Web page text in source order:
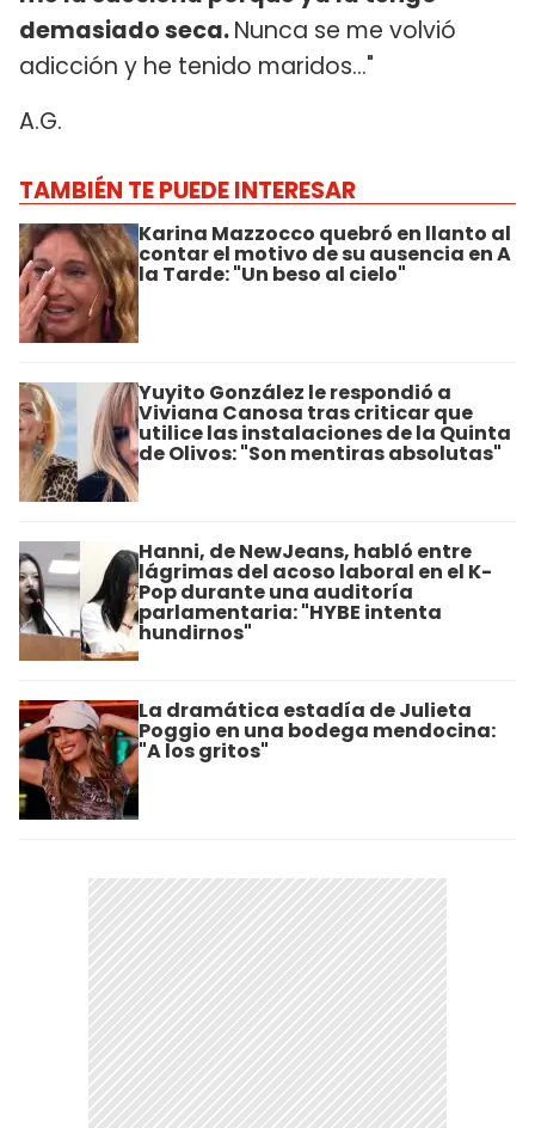
demasiado seca.Nunca se me volvió
adicción y he tenido maridos..."
A.G.
TAMBIÉN TE PUEDE INTERESAR
Karina Mazzocco quebró en llanto al
contar el motivo de su ausencia en A
la Tarde: "Un beso al cielo"
Yuyito González le respondió a
Viviana Canosa tras criticar que
utilice las instalaciones de la Quinta
de Olivos: "Son mentiras absolutas"
Hanni, de NewJeans, habló entre
lágrimas del acoso laboral en el K-
Pop durante una auditoría
parlamentaria: "HYBE intenta
hundirnos"
La dramática estadía de Julieta
Poggio en una bodega mendocina:
"A los gritos"